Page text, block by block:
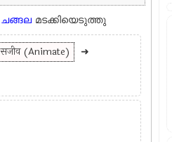
ചങ്ങല മടക്കിയെടുത്തു
सजीव (Animate)
➜